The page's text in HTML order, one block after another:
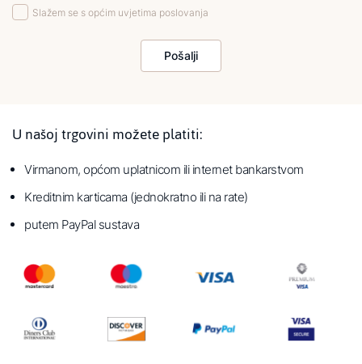
Slažem se s općim uvjetima poslovanja
Pošalji
U našoj trgovini možete platiti:
Virmanom, općom uplatnicom ili internet bankarstvom
Kreditnim karticama (jednokratno ili na rate)
putem PayPal sustava